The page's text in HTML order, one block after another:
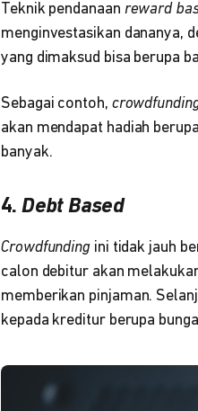
Teknik pendanaan reward
menginvestasikan dananya,
yang dimaksud bisa berupa
Sebagai contoh,
akan mendapat hadiah
banyak.
4.Debt Based
Crowdfunding ini tidak jauh
calon debitur akan
memberikan pinjaman.
kepada kreditur berupa